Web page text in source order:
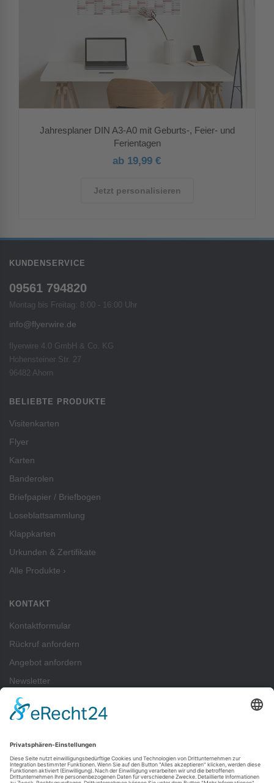
Jahresplaner DIN A3-A0 mit Geburts-, Feier- und
Ferientagen
ab 19,99 €
Jetzt personalisieren
KUNDENSERVICE
09561 794820
Montag bis Freitag: 8:00 - 16:00 Uhr
info@flyerwire.de
flyerwire 4.0 GmbH & Co. KG
Hohensteiner Str. 27
96482 Ahorn
BELIEBTE PRODUKTE
Visitenkarten
Flyer
Karten
Banderolen
Briefpapier / Briefbogen
Loseblattsammlung
Klappkarten
Urkunden & Zertifikate
Alle Produkte ›
KONTAKT
Kontaktformular
Rückruf anfordern
Angebot anfordern
Newsletter
ZAHLUNGSARTEN
Kreditkartenzahlung (Visa, Mastercard) über PayPal möglich — auch ohne
PayPal-Konto.